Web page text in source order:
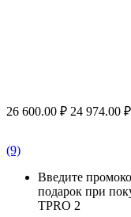
26 600.00 ₽ 24 974.00 ₽
(9)
Введите
подарок при
TPRO 2